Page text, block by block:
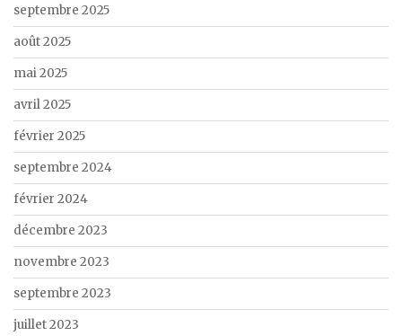
septembre 2025
août 2025
mai 2025
avril 2025
février 2025
septembre 2024
février 2024
décembre 2023
novembre 2023
septembre 2023
juillet 2023